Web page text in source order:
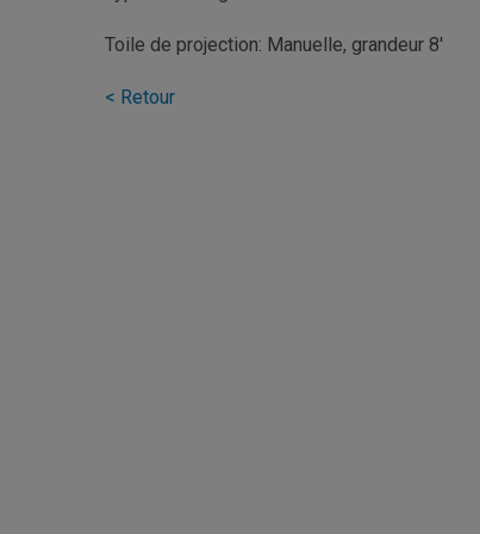
Toile de projection: Manuelle, grandeur 8'
< Retour